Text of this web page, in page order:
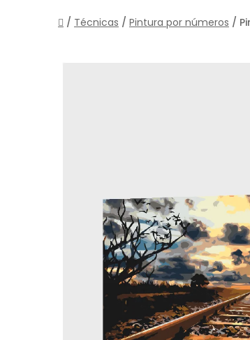
Inicio
/ Técnicas / Pintura por números /